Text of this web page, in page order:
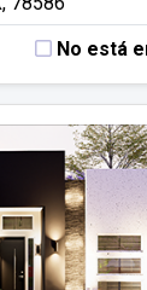
No está